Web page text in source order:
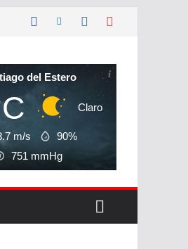
del Estero
Claro
m/s
90%
751 mmHg